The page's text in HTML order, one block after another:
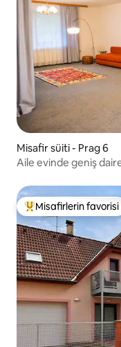
Misafir süiti - Prag 6
Aile evinde geniş
Misafirlerin
Misafirlerin favorisi